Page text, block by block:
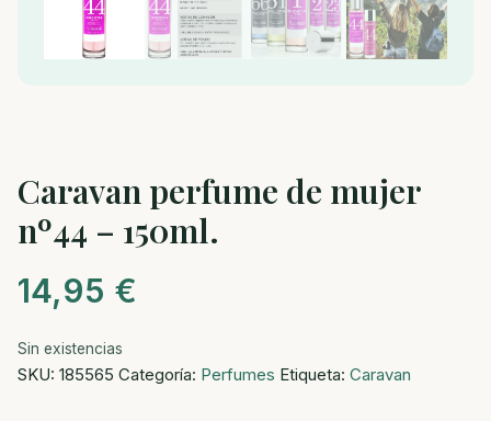
Caravan perfume de mujer
nº44 – 150ml.
14,95 €
Sin existencias
SKU: 185565 Categoría: Perfumes Etiqueta: Caravan